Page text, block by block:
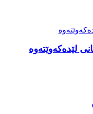
لێدەکەوێتەوە